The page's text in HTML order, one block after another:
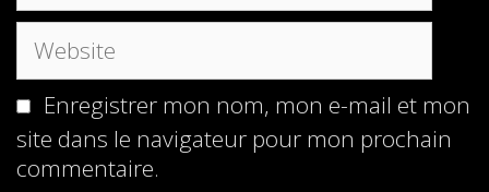
Enregistrer mon nom, mon e-mail et mon
site dans le navigateur pour mon prochain
commentaire.